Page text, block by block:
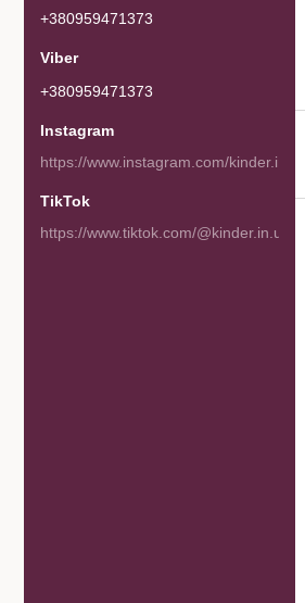
+380959471373
+380959471373
Instagram
https://www.instagram.com/kinder.in.ua/
TikTok
https://www.tiktok.com/@kinder.in.ua